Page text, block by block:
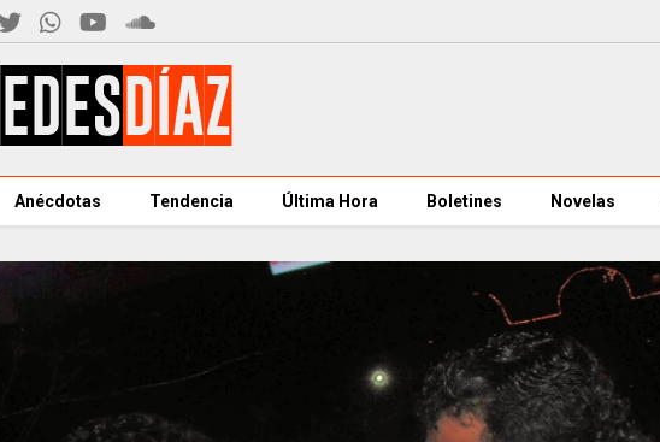
Anécdotas Tendencia Última Hora Boletines Novelas